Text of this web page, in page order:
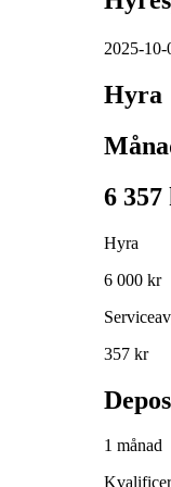
2025-10-
Hyra
6
Hyra
6 000 kr
357 kr
1 månad